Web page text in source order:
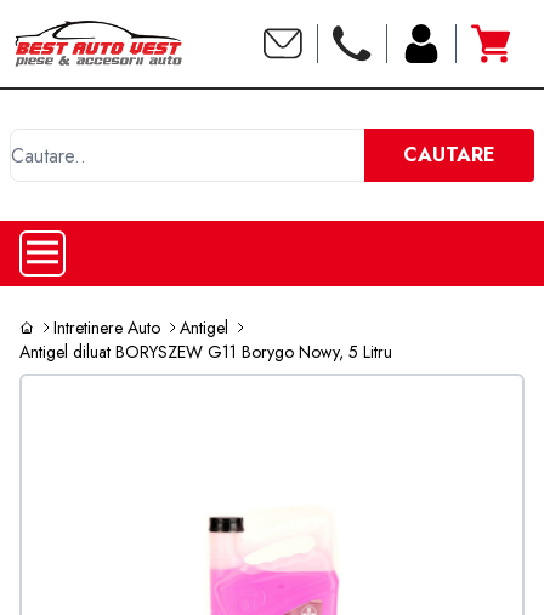
CAUTARE
Intretinere Auto
Antigel
Antigel diluat BORYSZEW G11 Borygo Nowy, 5 Litru